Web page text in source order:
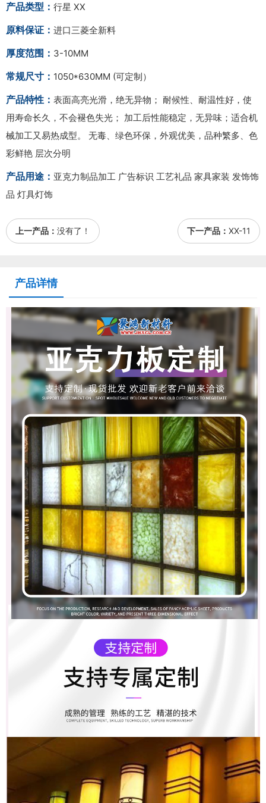
产品类型： 行星 XX
原料保证： 进口三菱全新料
厚度范围： 3-10MM
常规尺寸： 1050*630MM (可定制）
产品特性： 表面高亮光滑，绝无异物； 耐候性、耐温性好，使
用寿命长久，不会褪色失光； 加工后性能稳定，无异味；适合机
械加工又易热成型。 无毒、绿色环保，外观优美，品种繁多、色
彩鲜艳 层次分明
产品用途： 亚克力制品加工 广告标识 工艺礼品 家具家装 发饰饰
品 灯具灯饰
上一产品： 没有了！ 下一产品： XX-11
产品详情